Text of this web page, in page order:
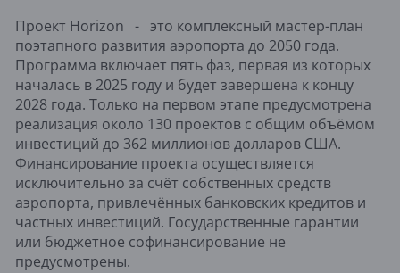
Проект Horizon - это комплексный мастер-план
поэтапного развития аэропорта до 2050 года.
Программа включает пять фаз, первая из которых
началась в 2025 году и будет завершена к концу
2028 года. Только на первом этапе предусмотрена
реализация около 130 проектов с общим объёмом
инвестиций до 362 миллионов долларов США.
Финансирование проекта осуществляется
исключительно за счёт собственных средств
аэропорта, привлечённых банковских кредитов и
частных инвестиций. Государственные гарантии
или бюджетное софинансирование не
предусмотрены.